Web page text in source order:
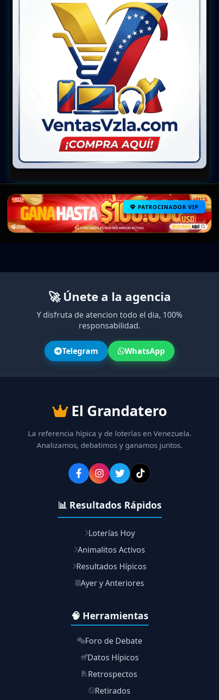
PATROCINADOR VIP
🚀 Únete a la agencia
Y disfruta de atencion todo el dia, 100%
responsabilidad.
Telegram WhatsApp
El Grandatero
La referencia hípica y de loterías en Venezuela.
Analizamos, debatimos y ganamos juntos.
📊 Resultados Rápidos
Loterías Hoy
Animalitos Activos
Resultados Hípicos
Ayer y Anteriores
🧠 Herramientas
Foro de Debate
Datos Hípicos
Retrospectos
Retirados